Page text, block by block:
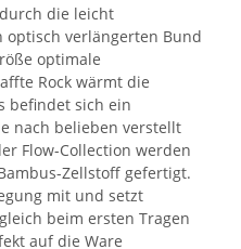
die leicht
optisch verlängerten Bund
optimale
Rock wärmt die
befindet sich ein
nach belieben verstellt
Flow-Collection werden
Zellstoff gefertigt.
mit und setzt
beim ersten Tragen
auf die Ware